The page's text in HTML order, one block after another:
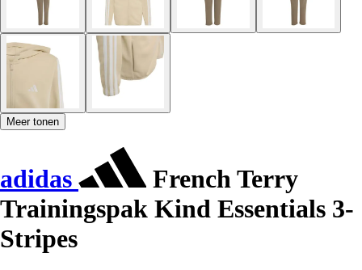
Meer tonen
adidas
French Terry
Trainingspak Kind Essentials 3-
Stripes